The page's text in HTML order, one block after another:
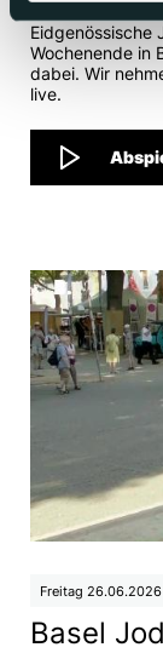
Eidgenössische
Wochenende in
dabei. Wir
live.
Freitag 26.06.2026
Basel